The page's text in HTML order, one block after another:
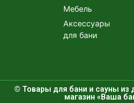
Мебель
Аксессуары
для бани
© Товары для бани и сауны из
магазин «Ваша